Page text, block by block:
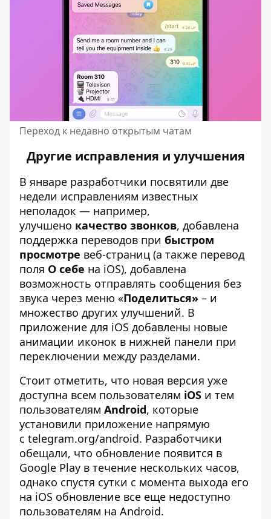
Переход к недавно открытым чатам
Другие исправления и улучшения
В январе разработчики посвятили две
недели исправлениям известных
неполадок — например,
улучшено качество звонков, добавлена
поддержка переводов при быстром
просмотре веб-страниц (а также перевод
поля О себе на iOS), добавлена
возможность отправлять сообщения без
звука через меню «Поделиться» – и
множество других улучшений. В
приложение для iOS добавлены новые
анимации иконок в нижней панели при
переключении между разделами.
Стоит отметить, что новая версия уже
доступна всем пользователям iOS и тем
пользователям Android, которые
установили приложение напрямую
с telegram.org/android. Разработчики
обещали, что обновление появится в
Google Play в течение нескольких часов,
однако спустя сутки с момента выхода его
на iOS обновление все еще недоступно
пользователям на Android.